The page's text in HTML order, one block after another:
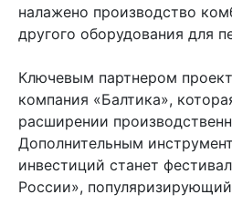
налажено производство
другого оборудования для
Ключевым партнером
компания «Балтика»,
расширении
Дополнительным
инвестиций станет
России»,